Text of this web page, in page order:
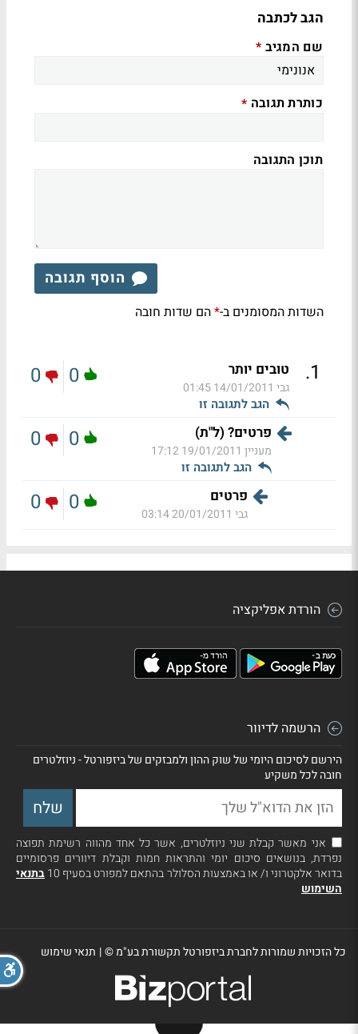
הגב לכתבה
שם המגיב *
כותרת תגובה *
תוכן התגובה
הוסף תגובה
השדות המסומנים ב-*הם שדות חובה
1
. טובים יותר
גבי 14/01/2011 01:45
הגב לתגובה זו
0
0
פרטים? (ל"ת)
מעניין 19/01/2011 17:12
הגב לתגובה זו
0
0
פרטים
גבי 20/01/2011 03:14
0
0
הורדת אפליקציה
הרשמה לדיוור
הירשם לסיכום היומי של שוק ההון ולמבזקים של ביזפורטל - ניוזלטרים
חובה לכל משקיע
אני מאשר קבלת שני ניוזלטרים, אשר כל אחד מהווה רשימת תפוצה
נפרדת, בנושאים סיכום יומי והתראות חמות וקבלת דיוורים פרסומיים
בדואר אלקטרוני ו/ או באמצעות הסלולר בהתאם למפורט בסעיף 10
בתנאי
השימוש
כל הזכויות שמורות לחברת ביזפורטל תקשורת בע"מ ©| תנאי שימוש